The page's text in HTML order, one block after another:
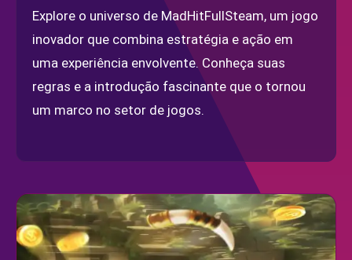
Explore o universo de MadHitFullSteam, um jogo
inovador que combina estratégia e ação em
uma experiência envolvente. Conheça suas
regras e a introdução fascinante que o tornou
um marco no setor de jogos.